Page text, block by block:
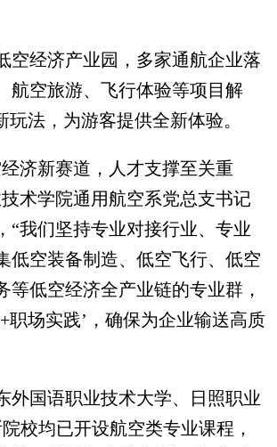
经济产业园，多家通航企业落
航空旅游、飞行体验等项目解
玩法，为游客提供全新体验。
新赛道，人才支撑至关重
术学院通用航空系党总支书记
“我们坚持专业对接行业、专业
低空装备制造、低空飞行、低空
等低空经济全产业链的专业群，
职场实践’，确保为企业输送高质
国语职业技术大学、日照职业
校均已开设航空类专业课程，